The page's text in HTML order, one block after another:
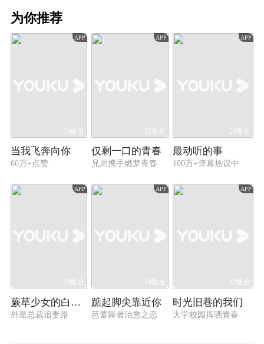
为你推荐
APP
24集全
当我飞奔向你
60万+点赞
APP
12集全
仅剩一口的青春
兄弟携手燃梦青春
APP
24集全
最动听的事
100万+弹幕热议中
APP
24集全
蕨草少女的白日梦
外星总裁追妻路
APP
24集全
踮起脚尖靠近你
芭蕾舞者治愈之恋
APP
12集全
时光旧巷的我们
大学校园挥洒青春